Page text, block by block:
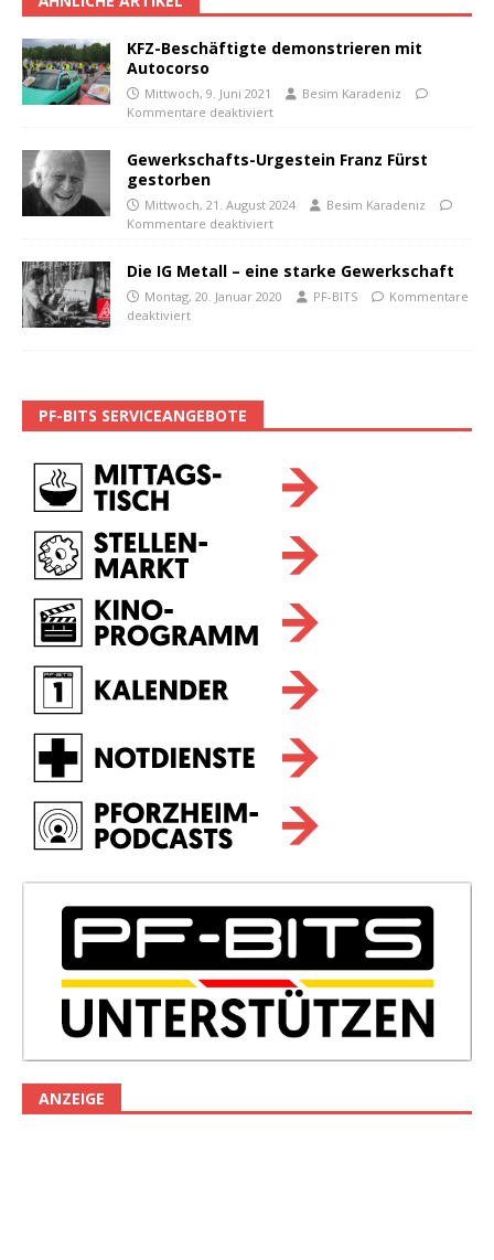
KFZ-Beschäftigte demonstrieren mit
Autocorso
Mittwoch, 9. Juni 2021
Besim Karadeniz
Kommentare deaktiviert
Gewerkschafts-Urgestein Franz Fürst
gestorben
Mittwoch, 21. August 2024
Besim Karadeniz
Kommentare deaktiviert
Die IG Metall – eine starke Gewerkschaft
Montag, 20. Januar 2020 PF-BITS
Kommentare
deaktiviert
PF-BITS SERVICEANGEBOTE
ANZEIGE